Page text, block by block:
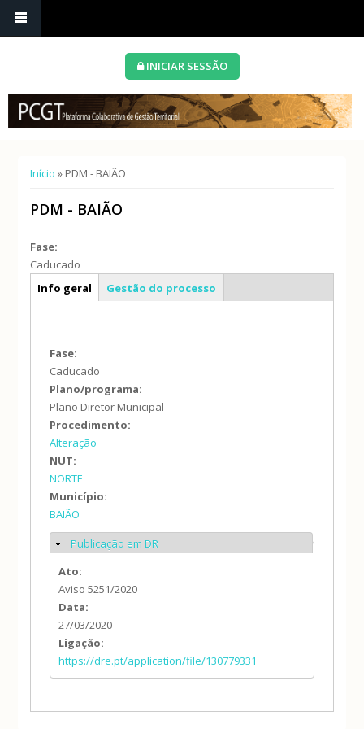
INICIAR SESSÃO
Está aqui
Início » PDM - BAIÃO
PDM - BAIÃO
Fase:
Caducado
Caracterização geral
Info geral
Gestão do processo
Fase:
Caducado
Plano/programa:
Plano Diretor Municipal
Procedimento:
Alteração
NUT:
NORTE
Município:
BAIÃO
Ocultar
Publicação em DR
Ato:
Aviso 5251/2020
Data:
27/03/2020
Ligação:
https://dre.pt/application/file/130779331